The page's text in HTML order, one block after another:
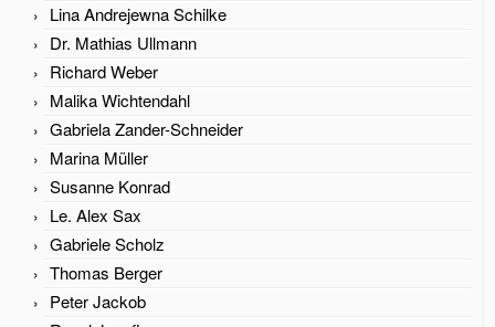
Lina Andrejewna Schilke
Dr. Mathias Ullmann
Richard Weber
Malika Wichtendahl
Gabriela Zander-Schneider
Marina Müller
Susanne Konrad
Le. Alex Sax
Gabriele Scholz
Thomas Berger
Peter Jackob